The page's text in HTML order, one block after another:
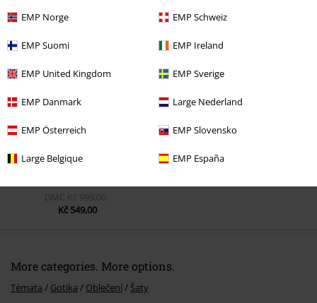
EMP Norge EMP Schweiz
EMP Suomi EMP Ireland
EMP United Kingdom EMP Sverige
EMP Danmark Large Nederland
EMP Österreich EMP Slovensko
Large Belgique EMP España
Naposledy navštívené
DMC Kč 999,00
Kč 549,00
More categories. More options.
Témata Gotika Oblečení Šaty